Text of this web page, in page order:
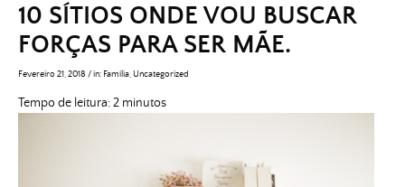
10 SÍTIOS ONDE VOU BUSCAR
FORÇAS PARA SER MÃE.
Fevereiro 21, 2018 /in: Família Uncategorized
Tempo de leitura:2 minutos